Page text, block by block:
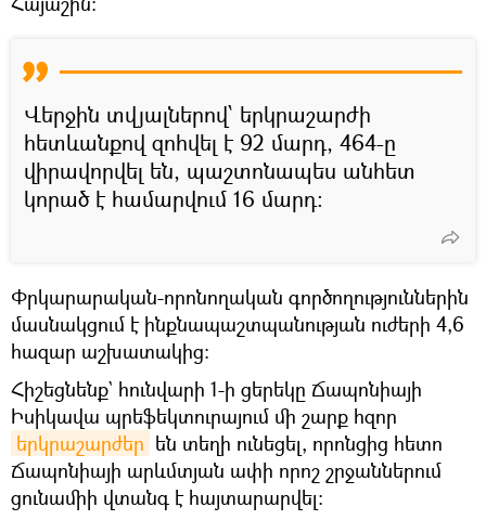
Վերջին տվյալներով՝ երկրաշարժի
հետևանքով զոհվել է 92 մարդ, 464-ը
վիրավորվել են, պաշտոնապես անհետ
կորած է համարվում 16 մարդ։
Փրկարարական-որոնողական գործողություններին
մասնակցում է ինքնապաշտպանության ուժերի 4,6
հազար աշխատակից:
Հիշեցնենք` հունվարի 1-ի ցերեկը Ճապոնիայի
Իսիկավա պրեֆեկտուրայում մի շարք հզոր
երկրաշարժեր են տեղի ունեցել, որոնցից հետո
Ճապոնիայի արևմտյան ափի որոշ շրջաններում
ցունամիի վտանգ է հայտարարվել։